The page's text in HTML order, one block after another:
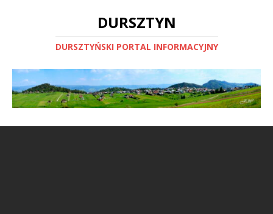
DURSZTYN
DURSZTYŃSKI PORTAL INFORMACYJNY